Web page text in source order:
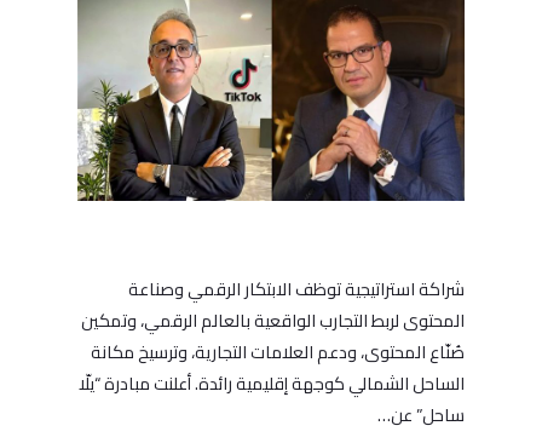
شراكة استراتيجية توظف الابتكار الرقمي وصناعة
المحتوى لربط التجارب الواقعية بالعالم الرقمي، وتمكين
صُنّاع المحتوى، ودعم العلامات التجارية، وترسيخ مكانة
الساحل الشمالي كوجهة إقليمية رائدة. أعلنت مبادرة “يلّا
ساحل” عن…